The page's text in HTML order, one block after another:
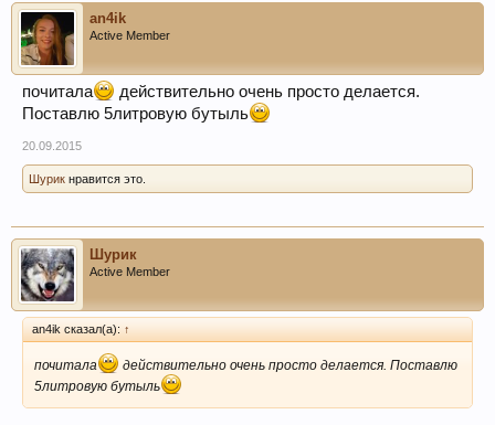
an4ik
Active Member
почитала
действительно очень просто делается.
Поставлю 5литровую бутыль
20.09.2015
Шурик нравится это.
Шурик
Active Member
an4ik сказал(а): ↑
почитала
действительно очень просто делается. Поставлю
5литровую бутыль